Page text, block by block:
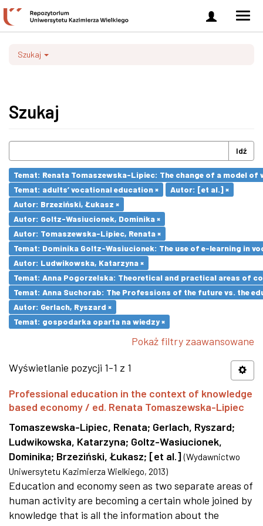
Zaloguj
się
Szukaj
Szukaj
Idź
Temat: Renata Tomaszewska-Lipiec: The change of a model
Temat: adults’ vocational education ×
Autor: [et al.] ×
Autor: Brzeziński, Łukasz ×
Autor: Goltz-Wasiucionek, Dominika ×
Autor: Tomaszewska-Lipiec, Renata ×
Temat: Dominika Goltz-Wasiucionek: The use of e-learning in
Autor: Ludwikowska, Katarzyna ×
Temat: Anna Pogorzelska: Theoretical and practical areas of
Temat: Anna Suchorab: The Professions of the future vs. the
Autor: Gerlach, Ryszard ×
Temat: gospodarka oparta na wiedzy ×
Pokaż filtry zaawansowane
Wyświetlanie pozycji 1-1 z 1
Professional education in the context of knowledge
based economy / ed. Renata Tomaszewska-Lipiec
Tomaszewska-Lipiec, Renata; Gerlach, Ryszard;
Ludwikowska, Katarzyna; Goltz-Wasiucionek,
Dominika; Brzeziński, Łukasz; [et al.] (Wydawnictwo
Uniwersytetu Kazimierza Wielkiego, 2013)
Education and economy seen as two separate areas of
human activity are becoming a certain whole joined by
knowledge that is all the information about the